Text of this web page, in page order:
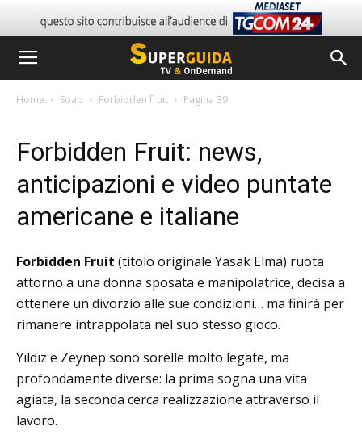
Home Soap Forbidden fruit Pagina 39
Forbidden Fruit: news,
anticipazioni e video puntate
americane e italiane
Forbidden Fruit (titolo originale Yasak Elma) ruota
attorno a una donna sposata e manipolatrice, decisa a
ottenere un divorzio alle sue condizioni… ma finirà per
rimanere intrappolata nel suo stesso gioco.
Yıldız e Zeynep sono sorelle molto legate, ma
profondamente diverse: la prima sogna una vita
agiata, la seconda cerca realizzazione attraverso il
lavoro.